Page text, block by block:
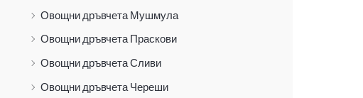
Овощни дръвчета Мушмула
Овощни дръвчета Праскови
Овощни дръвчета Сливи
Овощни дръвчета Череши